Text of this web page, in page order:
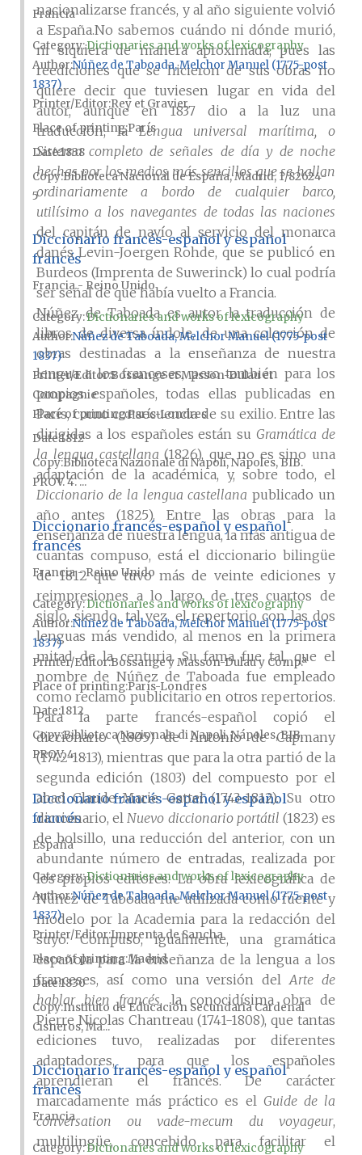
nacionalizarse francés, y al año siguiente volvió
a España.No sabemos cuándo ni dónde murió,
ni siquiera de manera aproximada, pues las
reediciones que se hicieron de sus obras no
quiere decir que tuviesen lugar en vida del
autor, aunque en 1837 dio a la luz una
traducción, laLengua universal marítima, o
Sistema completo de señales de día y de noche
hechas por los medios más sencillos que se hallan
ordinariamente a bordo de cualquier barco,
utilísimo a los navegantes de todas las naciones
del capitán de navío al servicio del monarca
danés Levin-Joergen Rohde, que se publicó en
Burdeos (Imprenta de Suwerinck) lo cual podría
ser señal de que había vuelto a Francia.
Núñez de Taboada es autor la traducción de
libros de diversa índole, de una colección de
obras destinadas a la enseñanza de nuestra
lengua a los franceses, pero también para los
propios españoles, todas ellas publicadas en
París, como consecuencia de su exilio. Entre las
dirigidas a los españoles están su Gramática de
la lengua castellana (1826), que no es sino una
adaptación de la académica, y, sobre todo, el
Diccionario de la lengua castellana publicado un
año antes (1825). Entre las obras para la
enseñanza de nuestra lengua, la más antigua de
cuantas compuso, está el diccionario bilingüe
de 1812 que tuvo más de veinte ediciones y
reimpresiones a lo largo de tres cuartos de
siglo, siendo, tal vez, el repertorio con las dos
lenguas más vendido, al menos en la primera
mitad de la centuria. Su fama fue tal, que el
nombre de Núñez de Taboada fue empleado
como reclamo publicitario en otros repertorios.
Para la parte francés-español copió el
diccionario (1805) de Antonio de Capmany
(1742-1813), mientras que para la otra partió de la
segunda edición (1803) del compuesto por el
abad Claude-Marie Gattel (1743-1812). Su otro
diccionario, elNuevo diccionario portátil (1823) es
de bolsillo, una reducción del anterior, con un
abundante número de entradas, realizada por
los propios editores. La obra lexicográfica de
Núñez de Taboada fue utilizada como fuente y
modelo por la Academia para la redacción del
suyo. Compuso, igualmente, una gramática
española para la enseñanza de la lengua a los
franceses, así como una versión delArte de
hablar bien francés, la conocidísima obra de
Pierre Nicolas Chantreau (1741-1808), que tantas
ediciones tuvo, realizadas por diferentes
adaptadores, para que los españoles
aprendieran el francés. De carácter
marcadamente más práctico es el Guide de la
conversation ou vade-mecum du voyageur,
multilingüe, concebido para facilitar el
Francia
Category:Dictionaries and works of lexicography
Author Núñez de Taboada, Melchor Manuel (1775-post
1837)
Printer/Editor Rey et Gravier
Place of printingParís
Date1838
CopyBiblioteca Nacional de España, Madrid, 1/82624-
5
Diccionario francés-español y español
francés
Francia - Reino Unido
Category:Dictionaries and works of lexicography
AuthorNúñez de Taboada, Melchor Manuel (1775-post
1837)
Printer/EditorBossange et Masson-Dulau et
Compagnie
Place of printingParís-Londres
Date1812
CopyBiblioteca Nazionale di Napoli, Nápoles, BIB.
PROV. 4. ...
Diccionario francés-español y español
francés
Francia - Reino Unido
Category:Dictionaries and works of lexicography
Author Núñez de Taboada, Melchor Manuel (1775-post
1837)
Printer/EditorBossange y Masson-Dulau y Comp.ª
Place of printingParís-Londres
Date1812
CopyBiblioteca Nazionale di Napoli, Nápoles, BIB.
PROV. 4. ...
Diccionario francés-español y español
francés
España
Category:Dictionaries and works of lexicography
AuthorNúñez de Taboada, Melchor Manuel (1775-post
1837)
Printer/EditorImprenta de Sancha
Place of printingMadrid
Date1830
CopyInstituto de Educación Secundaria Cardenal
Cisneros, Ma...
Diccionario francés-español y español
francés
Francia
Category:Dictionaries and works of lexicography